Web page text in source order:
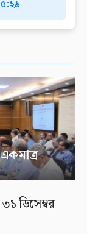
৫:২৯
ডিসেম্বর